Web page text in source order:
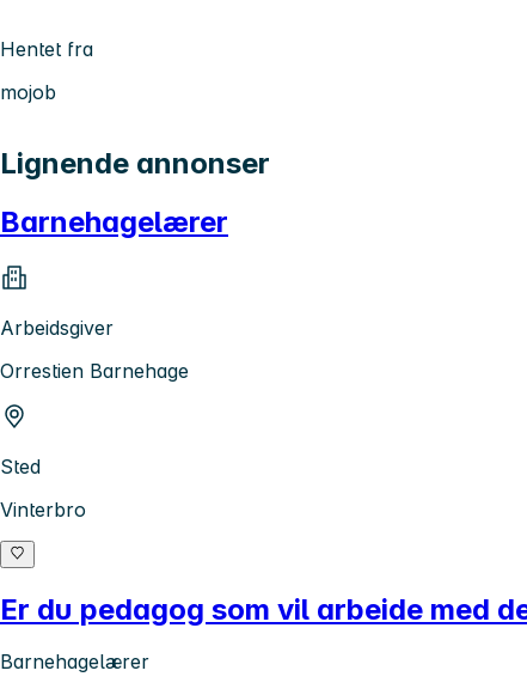
Hentet fra
mojob
Lignende annonser
Barnehagelærer
Arbeidsgiver
Orrestien Barnehage
Sted
Vinterbro
Er du pedagog som vil arbeide med
Barnehagelærer